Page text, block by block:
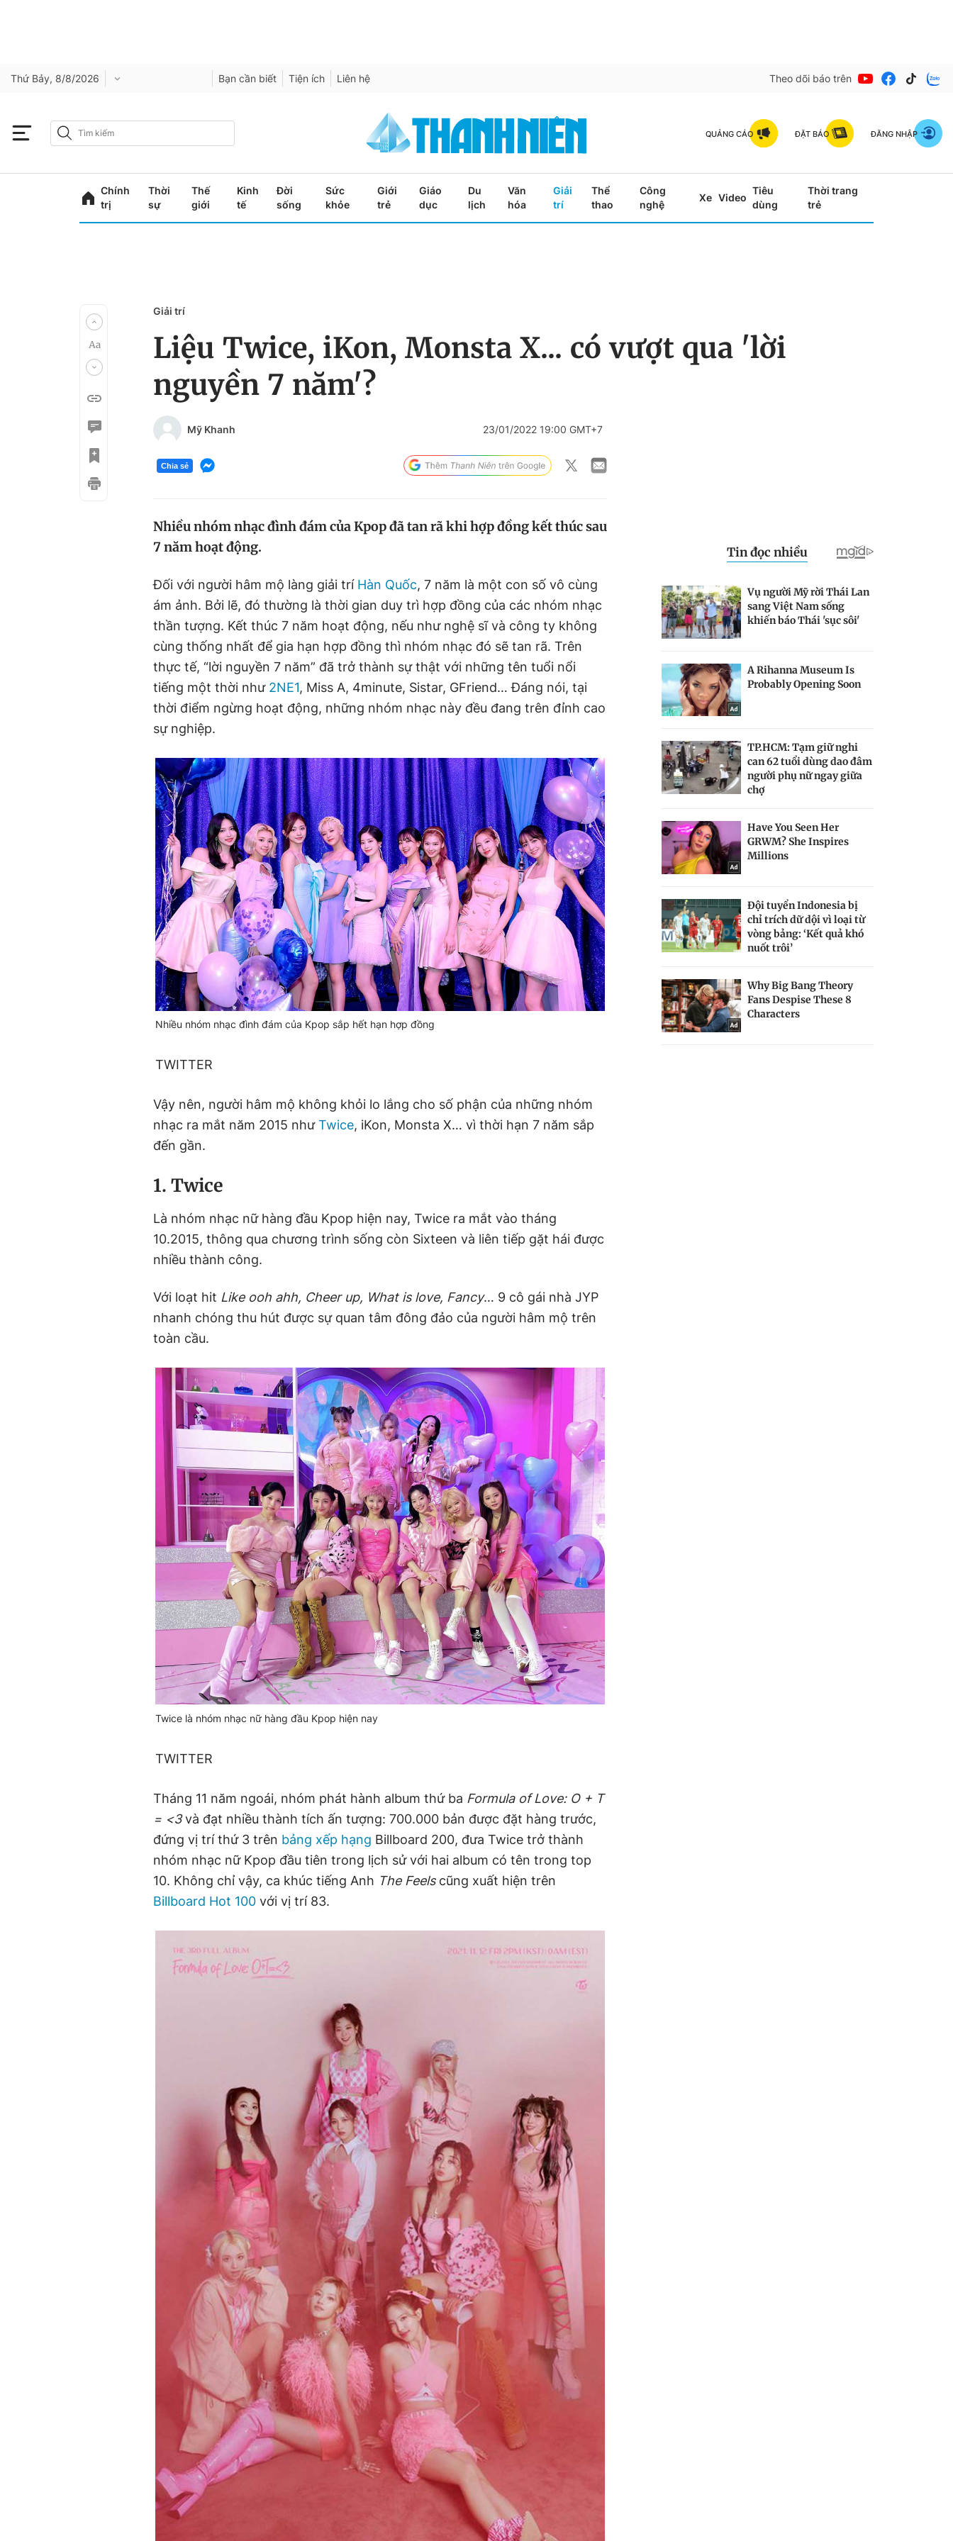
Thứ Bảy, 8/8/2026 Bạn cần biết Tiện ích Liên hệ Theo dõi báo trên
QUẢNG CÁO ĐẶT BÁO ĐĂNG NHẬP
Chính
trị
Thời
sự
Thế
giới
Kinh
tế
Đời
sống
Sức
khỏe
Giới
trẻ
Giáo
dục
Du
lịch
Văn
hóa
Giải
trí
Thể
thao
Công
nghệ
Xe Video
Tiêu
dùng
Thời trang
trẻ
Giải trí
Liệu Twice, iKon, Monsta X... có vượt qua 'lời
nguyền 7 năm'?
Mỹ Khanh 23/01/2022 19:00 GMT+7
Chia sẻ
Nhiều nhóm nhạc đình đám của Kpop đã tan rã khi hợp đồng kết thúc sau
7 năm hoạt động.
Đối với người hâm mộ làng giải trí Hàn Quốc, 7 năm là một con số vô cùng
ám ảnh. Bởi lẽ, đó thường là thời gian duy trì hợp đồng của các nhóm nhạc
thần tượng. Kết thúc 7 năm hoạt động, nếu như nghệ sĩ và công ty không
cùng thống nhất để gia hạn hợp đồng thì nhóm nhạc đó sẽ tan rã. Trên
thực tế, “lời nguyền 7 năm” đã trở thành sự thật với những tên tuổi nổi
tiếng một thời như 2NE1, Miss A, 4minute, Sistar, GFriend… Đáng nói, tại
thời điểm ngừng hoạt động, những nhóm nhạc này đều đang trên đỉnh cao
sự nghiệp.
Nhiều nhóm nhạc đình đám của Kpop sắp hết hạn hợp đồng
TWITTER
Vậy nên, người hâm mộ không khỏi lo lắng cho số phận của những nhóm
nhạc ra mắt năm 2015 nhưTwice, iKon, Monsta X… vì thời hạn 7 năm sắp
đến gần.
1. Twice
Là nhóm nhạc nữ hàng đầu Kpop hiện nay, Twice ra mắt vào tháng
10.2015, thông qua chương trình sống còn Sixteen và liên tiếp gặt hái được
nhiều thành công.
Với loạt hit Like ooh ahh, Cheer up, What is love, Fancy… 9 cô gái nhà JYP
nhanh chóng thu hút được sự quan tâm đông đảo của người hâm mộ trên
toàn cầu.
Twice là nhóm nhạc nữ hàng đầu Kpop hiện nay
TWITTER
Tháng 11 năm ngoái, nhóm phát hành album thứ ba Formula of Love: O + T
= <3và đạt nhiều thành tích ấn tượng: 700.000 bản được đặt hàng trước,
đứng vị trí thứ 3 trên bảng xếp hạng Billboard 200, đưa Twice trở thành
nhóm nhạc nữ Kpop đầu tiên trong lịch sử với hai album có tên trong top
10. Không chỉ vậy, ca khúc tiếng Anh The Feelscũng xuất hiện trên
Billboard Hot 100 với vị trí 83.